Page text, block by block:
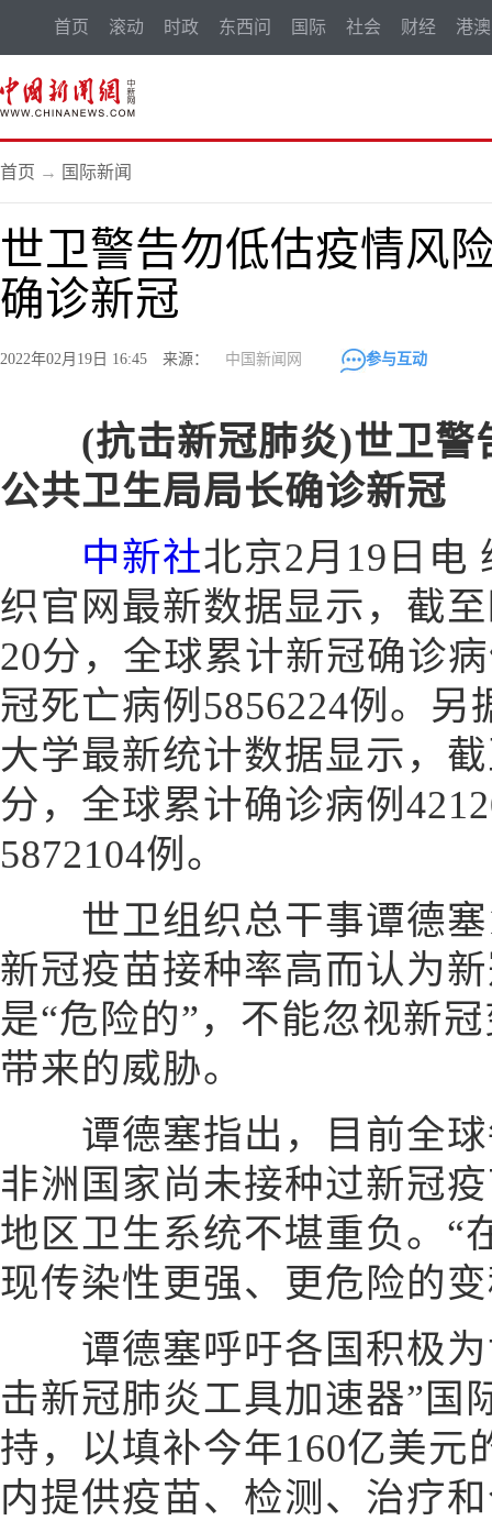
首页 滚动 时政 东西问 国际 社会 财经 港澳
首页 → 国际新闻
世卫警告勿低估疫情风
确诊新冠
2022年02月19日 16:45 来源： 中国新闻网 参与互动
(抗击新冠肺炎)世卫
公共卫生局局长确诊新冠
中新社北京2月19日电
织官网最新数据显示，截
20分，全球累计新冠确诊
冠死亡病例5856224例。另
大学最新统计数据显示，
分，全球累计确诊病例
5872104例。
世卫组织总干事谭德塞
新冠疫苗接种率高而认为
是“危险的”，不能忽视新
带来的威胁。
谭德塞指出，目前全球
非洲国家尚未接种过新冠
地区卫生系统不堪重负。“
现传染性更强、更危险的
谭德塞呼吁各国积极为
击新冠肺炎工具加速器”国
持，以填补今年160亿美元
内提供疫苗、检测、治疗